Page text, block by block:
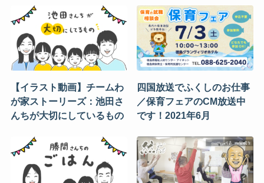
【イラスト動画】チームわ
が家ストーリーズ：池田さ
んちが大切にしているもの
四国放送でふくしのお仕事
／保育フェアのCM放送中
です！2021年6月